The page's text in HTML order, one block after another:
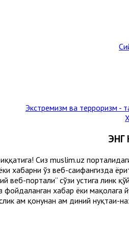
Экстремизм ва терроризм -
ЭНГ
Сиз muslim.uz
хабарни ўз веб-саҳифангизда
веб-портали” сўзи устига линк
фойдаланган хабар ёки
ҳам қонунан ҳам диний нуқтаи-